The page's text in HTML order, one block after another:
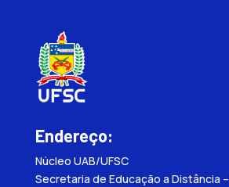
Endereço:
Núcleo UAB/UFSC
Secretaria de Educação a Distância –